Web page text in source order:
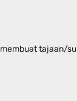
tajaan/